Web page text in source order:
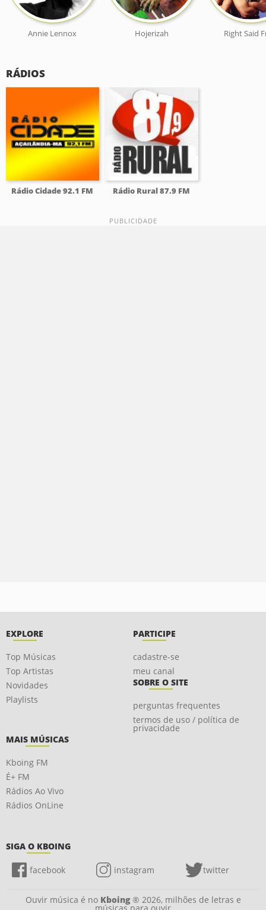
Annie Lennox Hojerizah Right Said
RÁDIOS
Rádio Cidade 92.1 FM Rádio Rural 87.9 FM
EXPLORE
Top Músicas
Top Artistas
Novidades
Playlists
PARTICIPE
cadastre-se
meu canal
SOBRE O SITE
perguntas frequentes
termos de uso / política de
privacidade
MAIS MÚSICAS
Kboing FM
É+ FM
Rádios Ao Vivo
Rádios OnLine
SIGA O KBOING
facebook instagram twitter
Ouvir música é no Kboing® 2026, milhões de letras e
músicas para ouvir